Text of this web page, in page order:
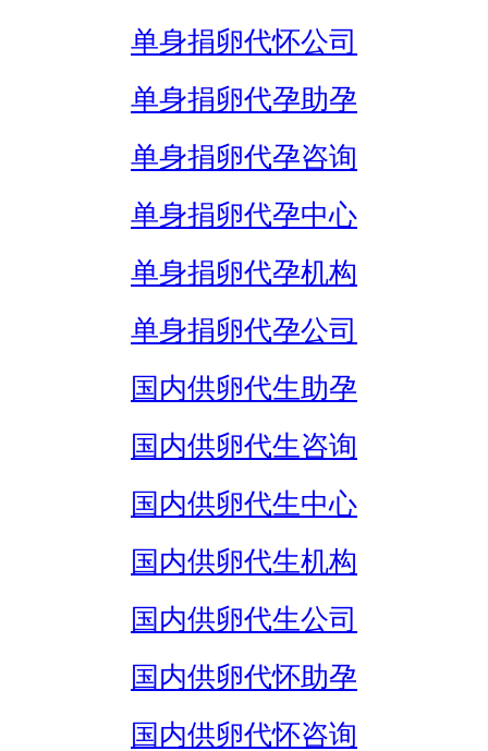
单身捐卵代怀公司
单身捐卵代孕助孕
单身捐卵代孕咨询
单身捐卵代孕中心
单身捐卵代孕机构
单身捐卵代孕公司
国内供卵代生助孕
国内供卵代生咨询
国内供卵代生中心
国内供卵代生机构
国内供卵代生公司
国内供卵代怀助孕
国内供卵代怀咨询